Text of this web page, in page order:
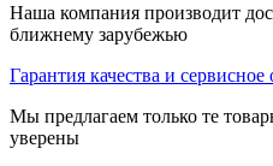
Наша компания производит
ближнему зарубежью
Гарантия качества и
Мы предлагаем только те
уверены